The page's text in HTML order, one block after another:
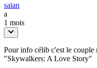
saian
a
1 mois
Pour info célib c'est le
"Skywalkers: A Love Story"